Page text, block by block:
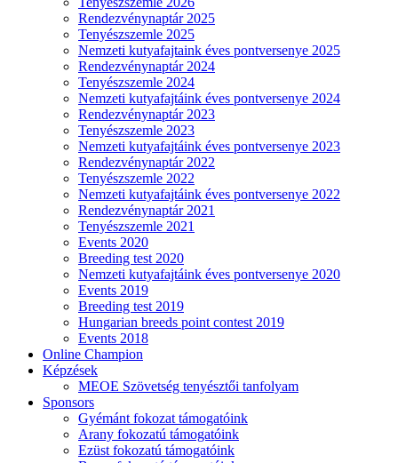
Rendezvénynaptár 2025
Tenyészszemle 2025
Nemzeti kutyafajtaink éves pontversenye 2025
Rendezvénynaptár 2024
Tenyészszemle 2024
Nemzeti kutyafajtáink éves pontversenye 2024
Rendezvénynaptár 2023
Tenyészszemle 2023
Nemzeti kutyafajtáink éves pontversenye 2023
Rendezvénynaptár 2022
Tenyészszemle 2022
Nemzeti kutyafajtáink éves pontversenye 2022
Rendezvénynaptár 2021
Tenyészszemle 2021
Events 2020
Breeding test 2020
Nemzeti kutyafajtáink éves pontversenye 2020
Events 2019
Breeding test 2019
Hungarian breeds point contest 2019
Events 2018
Online Champion
Képzések
MEOE Szövetség tenyésztői tanfolyam
Sponsors
Gyémánt fokozat támogatóink
Arany fokozatú támogatóink
Ezüst fokozatú támogatóink